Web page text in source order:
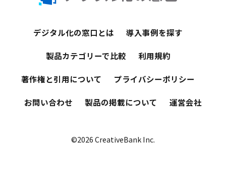
デジタル化の窓口とは 導入事例を探す
製品カテゴリーで比較 利用規約
著作権と引用について プライバシーポリシー
お問い合わせ 製品の掲載について 運営会社
©2026 CreativeBank Inc.